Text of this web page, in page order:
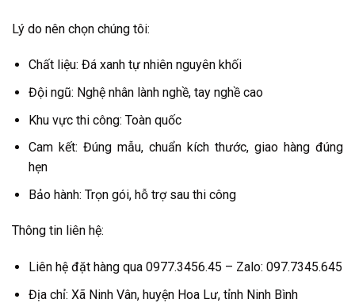
Lý do nên chọn chúng tôi:
Chất liệu: Đá xanh tự nhiên nguyên khối
Đội ngũ: Nghệ nhân lành nghề, tay nghề cao
Khu vực thi công: Toàn quốc
Cam kết: Đúng mẫu, chuẩn kích thước, giao hàng đúng
hẹn
Bảo hành: Trọn gói, hỗ trợ sau thi công
Thông tin liên hệ:
Liên hệ đặt hàng qua 0977.3456.45 – Zalo: 097.7345.645
Địa chỉ: Xã Ninh Vân, huyện Hoa Lư, tỉnh Ninh Bình